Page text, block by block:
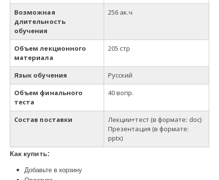
Возможная
длительность
обучения
256 ак.ч
Объем лекционного
материала
205 стр
Язык обучения
Русский
Объем финального
теста
40 вопр.
Состав поставки Лекции+тест (в формате: doc)
Презентация (в формате:
pptx)
Как купить:
Добавьте в корзину